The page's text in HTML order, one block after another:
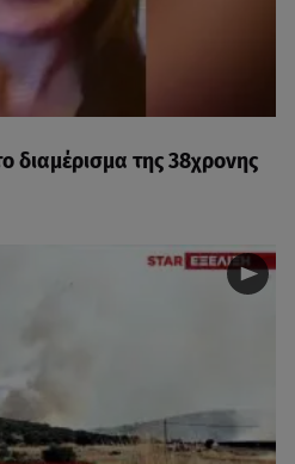
διαμέρισμα της 38χρονης